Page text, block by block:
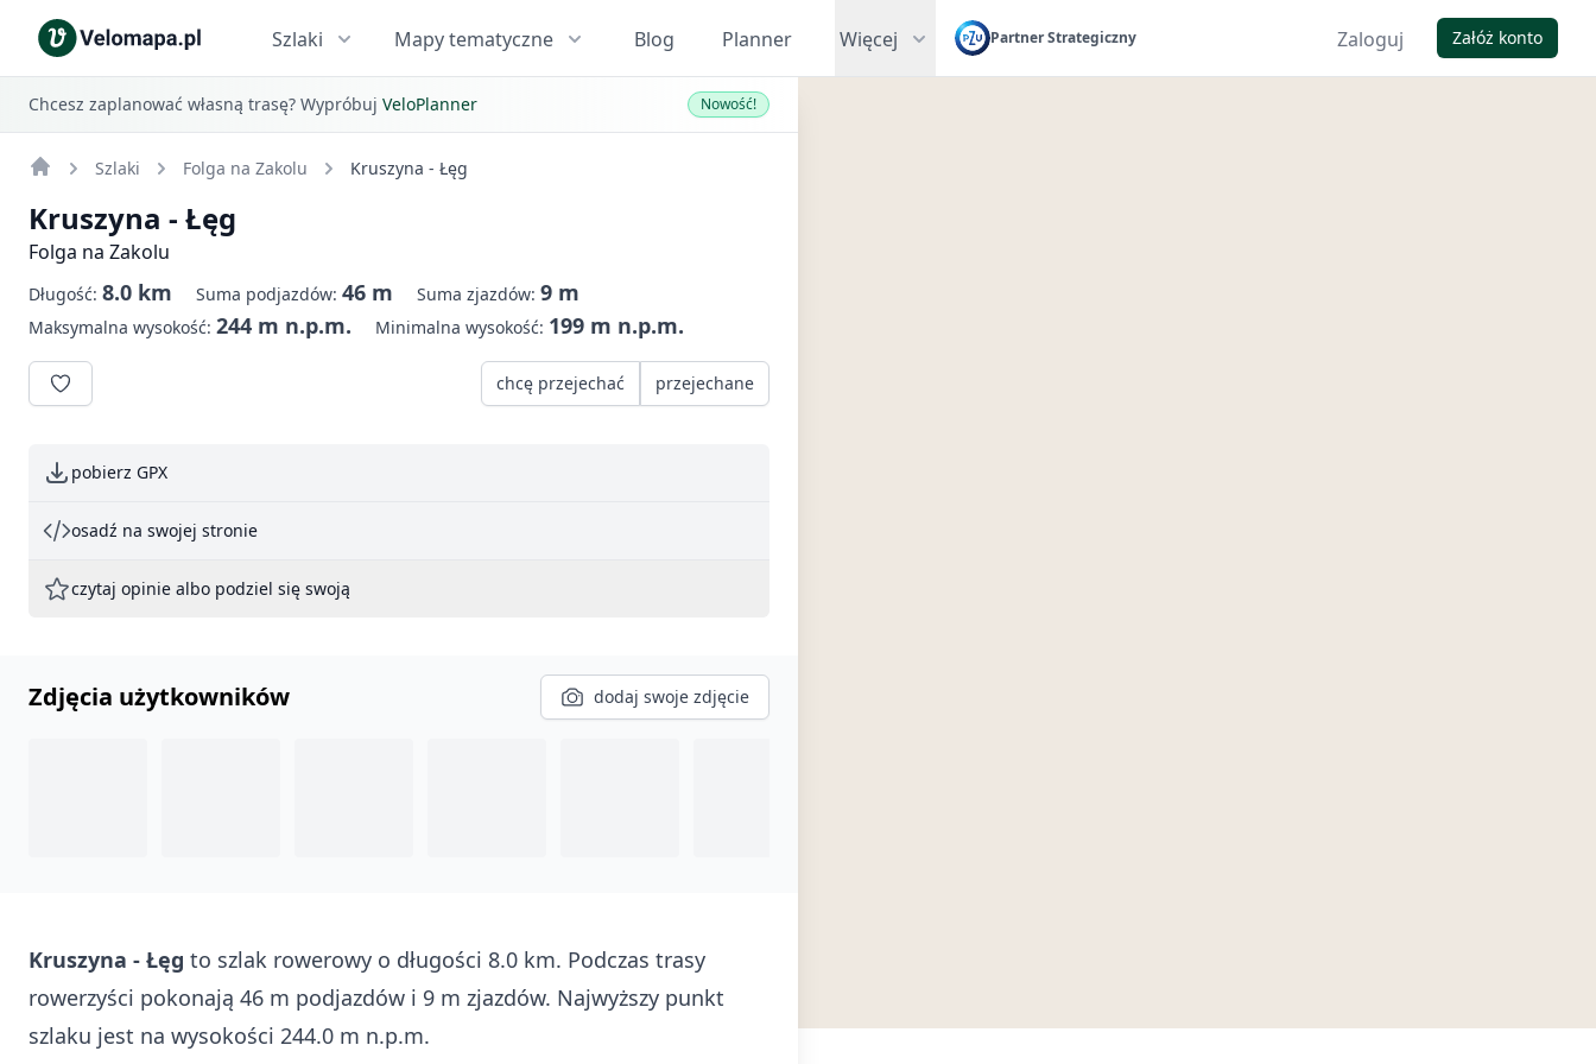
Szlaki Mapy tematyczne Blog Planner Więcej Partner Strategiczny Zaloguj Załóż konto
Chcesz zaplanować własną trasę? Wypróbuj VeloPlanner Nowość!
Szlaki Folga na Zakolu Kruszyna - Łęg
Kruszyna - Łęg
Folga na Zakolu
Długość: 8.0 km Suma podjazdów: 46 m Suma zjazdów: 9 m
Maksymalna wysokość: 244 m n.p.m. Minimalna wysokość: 199 m n.p.m.
chcę przejechać przejechane
pobierz GPX
osadź na swojej stronie
czytaj opinie albo podziel się swoją
Zdjęcia użytkowników dodaj swoje zdjęcie
Kruszyna - Łęg to szlak rowerowy o długości 8.0 km. Podczas trasy
rowerzyści pokonają 46 m podjazdów i 9 m zjazdów. Najwyższy punkt
szlaku jest na wysokości 244.0 m n.p.m.